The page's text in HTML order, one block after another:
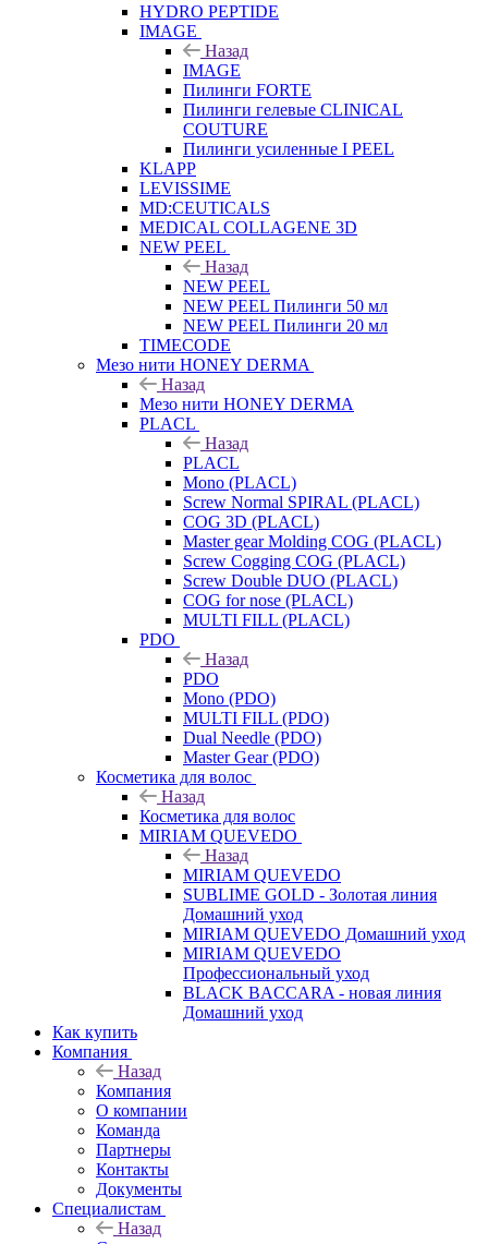
HYDRO PEPTIDE
IMAGE
Назад
IMAGE
Пилинги FORTE
Пилинги гелевые CLINICAL
COUTURE
Пилинги усиленные I PEEL
KLAPP
LEVISSIME
MD:CEUTICALS
MEDICAL COLLAGENE 3D
NEW PEEL
Назад
NEW PEEL
NEW PEEL Пилинги 50 мл
NEW PEEL Пилинги 20 мл
TIMECODE
Мезо нити HONEY DERMA
Назад
Мезо нити HONEY DERMA
PLACL
Назад
PLACL
Mono (PLACL)
Screw Normal SPIRAL (PLACL)
COG 3D (PLACL)
Master gear Molding COG (PLACL)
Screw Cogging COG (PLACL)
Screw Double DUO (PLACL)
COG for nose (PLACL)
MULTI FILL (PLACL)
PDO
Назад
PDO
Mono (PDO)
MULTI FILL (PDO)
Dual Needle (PDO)
Master Gear (PDO)
Косметика для волос
Назад
Косметика для волос
MIRIAM QUEVEDO
Назад
MIRIAM QUEVEDO
SUBLIME GOLD - Золотая линия
Домашний уход
MIRIAM QUEVEDO Домашний уход
MIRIAM QUEVEDO
Профессиональный уход
BLACK BACCARA - новая линия
Домашний уход
Как купить
Компания
Назад
Компания
О компании
Команда
Партнеры
Контакты
Документы
Специалистам
Назад